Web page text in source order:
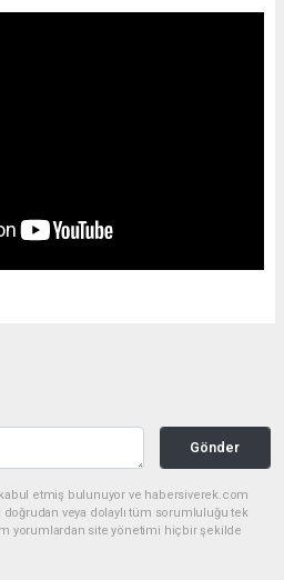
Gönder
kabul etmiş bulunuyor ve habersiverek.com
doğrudan veya dolaylı tüm sorumluluğu tek
yorumlardan site yönetimi hiçbir şekilde